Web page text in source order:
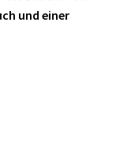
und einer